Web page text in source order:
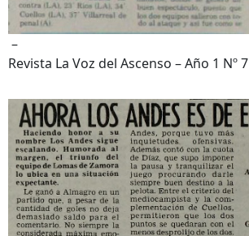
–
Revista La Voz del Ascenso – Año 1 Nº 7